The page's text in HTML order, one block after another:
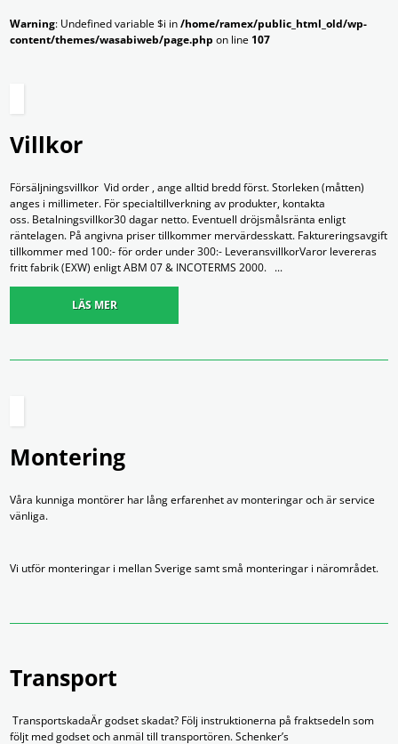
Om Ramex
Warning: Undefined variable $i in /home/ramex/public_html_old/wp-
content/themes/wasabiweb/page.php on line 107
Villkor
Försäljningsvillkor Vid order , ange alltid bredd först. Storleken (måtten)
anges i millimeter. För specialtillverkning av produkter, kontakta
oss. Betalningsvillkor30 dagar netto. Eventuell dröjsmålsränta enligt
räntelagen. På angivna priser tillkommer mervärdesskatt. Faktureringsavgift
tillkommer med 100:- för order under 300:- LeveransvillkorVaror levereras
fritt fabrik (EXW) enligt ABM 07 & INCOTERMS 2000. ...
LÄS MER
Montering
Våra kunniga montörer har lång erfarenhet av monteringar och är service
vänliga.
Vi utför monteringar i mellan Sverige samt små monteringar i närområdet.
Transport
TransportskadaÄr godset skadat? Följ instruktionerna på fraktsedeln som
följt med godset och anmäl till transportören. Schenker’s